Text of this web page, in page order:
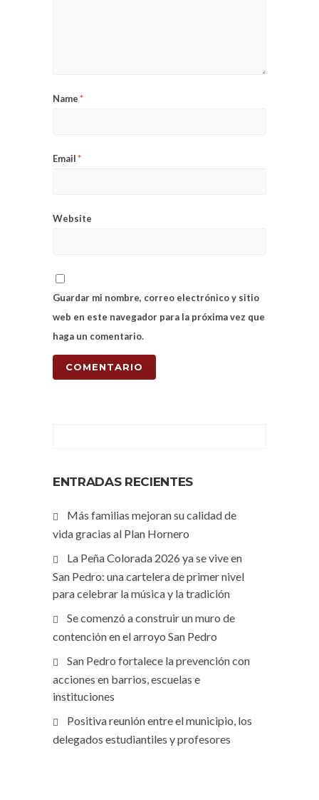
Name*
Email*
Website
Guardar mi nombre, correo electrónico y sitio
web en este navegador para la próxima vez que
haga un comentario.
ENTRADAS RECIENTES
Más familias mejoran su calidad de
vida gracias al Plan Hornero
La Peña Colorada 2026 ya se vive en
San Pedro: una cartelera de primer nivel
para celebrar la música y la tradición
Se comenzó a construir un muro de
contención en el arroyo San Pedro
San Pedro fortalece la prevención con
acciones en barrios, escuelas e
instituciones
Positiva reunión entre el municipio, los
delegados estudiantiles y profesores